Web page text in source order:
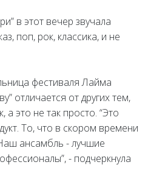
в этот вечер звучала
поп, рок, классика, и не
фестиваля Лайма
отличается от других тем,
а это не так просто. “Это
То, что в скором времени
ансамбль - лучшие
- подчеркнула